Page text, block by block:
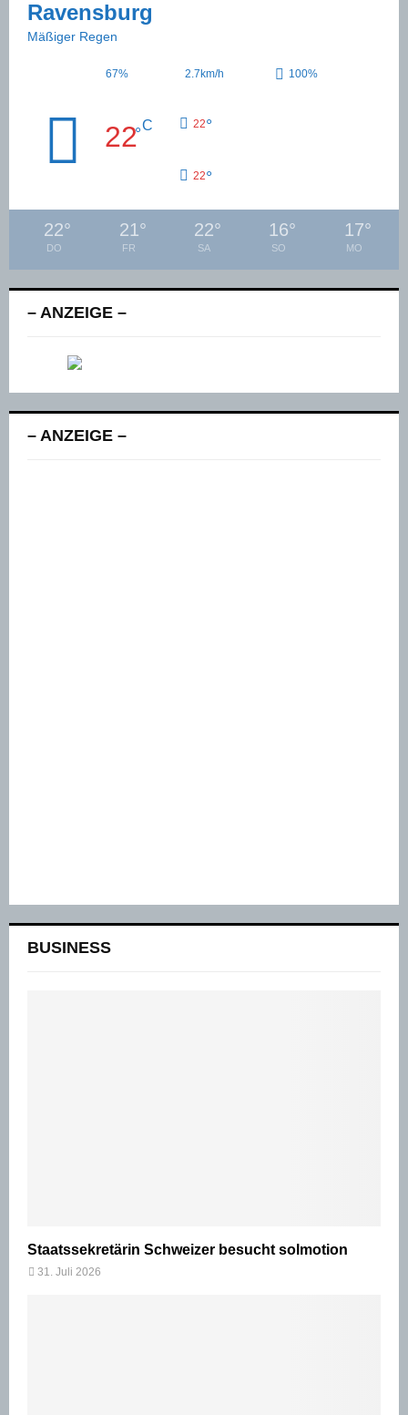
Ravensburg
Mäßiger Regen
67% 2.7km/h 100%
22°C 22°
22°
22°
DO
21°
FR
22°
SA
16°
SO
17°
MO
– ANZEIGE –
– ANZEIGE –
BUSINESS
Staatssekretärin Schweizer besucht solmotion
31. Juli 2026